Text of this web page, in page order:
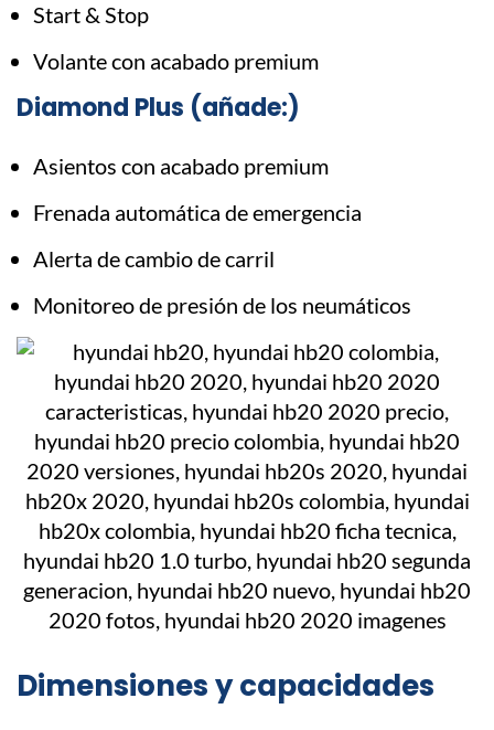
Start & Stop
Volante con acabado premium
Diamond Plus (añade:)
Asientos con acabado premium
Frenada automática de emergencia
Alerta de cambio de carril
Monitoreo de presión de los neumáticos
Dimensiones y capacidades